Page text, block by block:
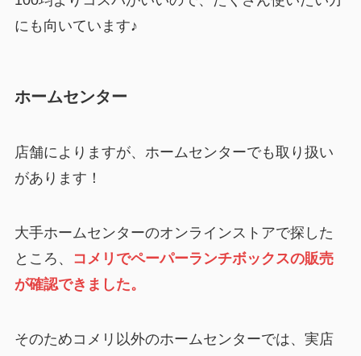
にも向いています♪
ホームセンター
店舗によりますが、ホームセンターでも取り扱い
があります！
大手ホームセンターのオンラインストアで探した
ところ、
コメリでペーパーランチボックスの販売
が確認できました。
そのためコメリ以外のホームセンターでは、実店